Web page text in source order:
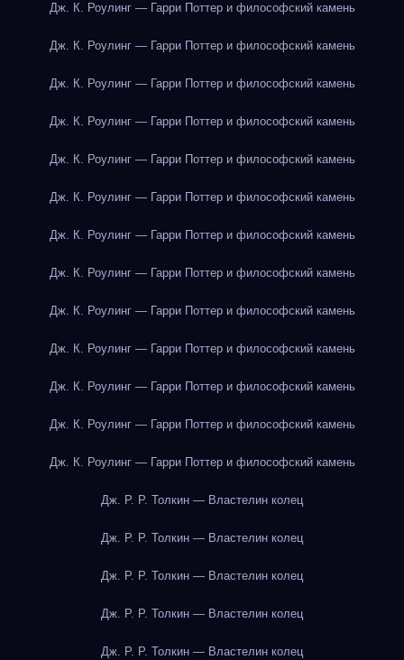
Дж. К. Роулинг — Гарри Поттер и философский камень
Дж. К. Роулинг — Гарри Поттер и философский камень
Дж. К. Роулинг — Гарри Поттер и философский камень
Дж. К. Роулинг — Гарри Поттер и философский камень
Дж. К. Роулинг — Гарри Поттер и философский камень
Дж. К. Роулинг — Гарри Поттер и философский камень
Дж. К. Роулинг — Гарри Поттер и философский камень
Дж. К. Роулинг — Гарри Поттер и философский камень
Дж. К. Роулинг — Гарри Поттер и философский камень
Дж. К. Роулинг — Гарри Поттер и философский камень
Дж. К. Роулинг — Гарри Поттер и философский камень
Дж. К. Роулинг — Гарри Поттер и философский камень
Дж. К. Роулинг — Гарри Поттер и философский камень
Дж. Р. Р. Толкин — Властелин колец
Дж. Р. Р. Толкин — Властелин колец
Дж. Р. Р. Толкин — Властелин колец
Дж. Р. Р. Толкин — Властелин колец
Дж. Р. Р. Толкин — Властелин колец